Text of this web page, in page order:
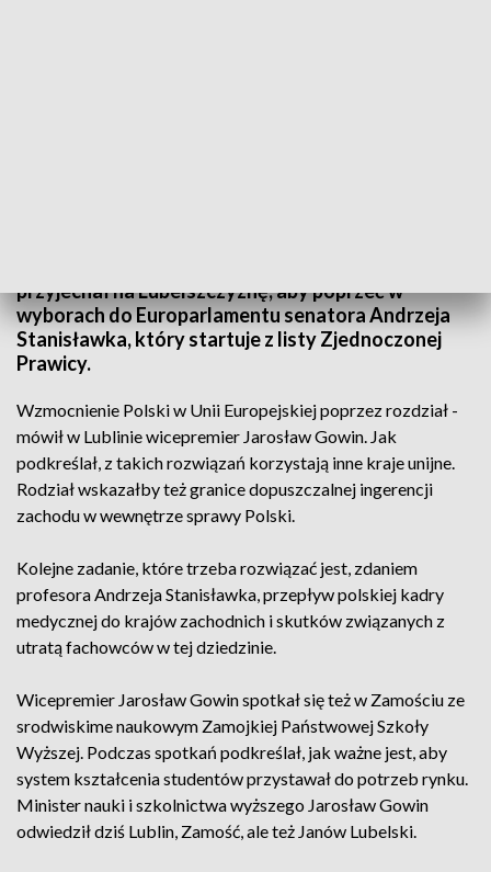
przyjechał na Lubelszczyznę, aby poprzeć w
wyborach do Europarlamentu senatora Andrzeja
Stanisławka, który startuje z listy Zjednoczonej
Prawicy.
Wzmocnienie Polski w Unii Europejskiej poprzez rozdział -
mówił w Lublinie wicepremier Jarosław Gowin. Jak
podkreślał, z takich rozwiązań korzystają inne kraje unijne.
Rodział wskazałby też granice dopuszczalnej ingerencji
zachodu w wewnętrze sprawy Polski.
Kolejne zadanie, które trzeba rozwiązać jest, zdaniem
profesora Andrzeja Stanisławka, przepływ polskiej kadry
medycznej do krajów zachodnich i skutków związanych z
utratą fachowców w tej dziedzinie.
Wicepremier Jarosław Gowin spotkał się też w Zamościu ze
srodwiskime naukowym Zamojkiej Państwowej Szkoły
Wyższej. Podczas spotkań podkreślał, jak ważne jest, aby
system kształcenia studentów przystawał do potrzeb rynku.
Minister nauki i szkolnictwa wyższego Jarosław Gowin
odwiedził dziś Lublin, Zamość, ale też Janów Lubelski.